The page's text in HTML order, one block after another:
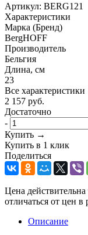
Артикул: BERG121
Характеристики
Марка (Бренд)
BergHOFF
Производитель
Бельгия
Длина, см
23
Все характеристики
2 157 руб.
Достаточно
-
Купить →
Купить в 1 клик
Поделиться
Цена
отличаться от цен
Описание